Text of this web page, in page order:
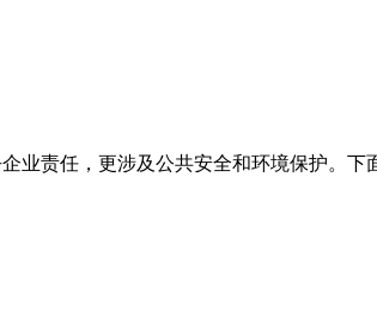
业责任，更涉及公共安全和环境保护。